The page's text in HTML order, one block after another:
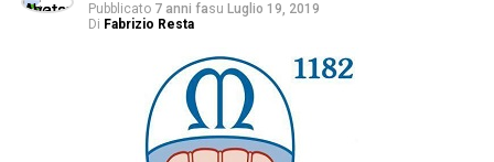
Pubblicato 7 anni fasu Luglio 19, 2019
Di Fabrizio Resta